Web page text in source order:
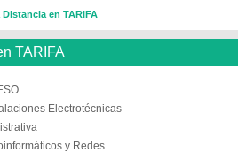
Distancia en TARIFA
TARIFA
Electrotécnicas
y Redes